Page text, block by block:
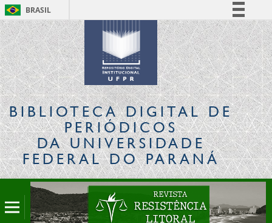
BRASIL
Simplifique!
Comunica BR
Participe
Acesso à informação
Legislação
Canais
BIBLIOTECA DIGITALDE
PERIÓDICOS
DA UNIVERSIDADE
FEDERAL DO PARANÁ